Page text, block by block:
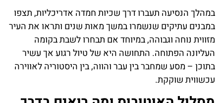
במהלך הנסיעה תעברו דרך שכיות חמדה אדריכליות, תצפו
במבנים עתיקים שנשמרו במשך מאות שנים ותראו את העיר
מזווית נוחה וגבוהה, במיוחד אם תבחרו לשבת בקומה
העליונה הפתוחה. התחושה היא של טיול רגוע אך עשיר
בתוכן – מסע שמחבר בין עבר והווה, בין היסטוריה לאווירה
עכשווית שוקקת.